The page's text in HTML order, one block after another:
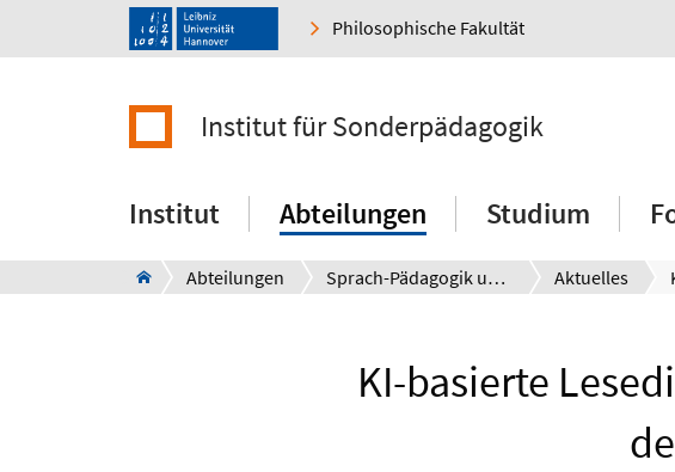
Philosophische Fakultät
Institut für Sonderpädagogik
Institut Abteilungen Studium
Abteilungen Sprach-Pädagogik und -Therapie Aktuelles
KI-basierte